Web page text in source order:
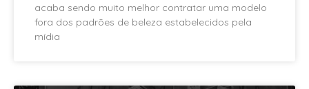
acaba sendo muito melhor contratar uma modelo
fora dos padrões de beleza estabelecidos pela
mídia